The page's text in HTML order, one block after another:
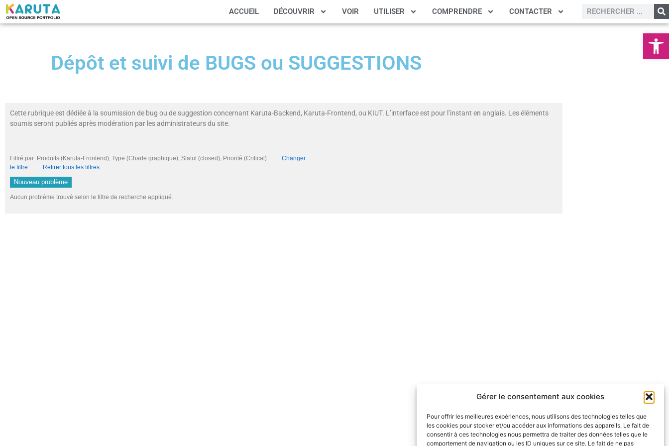
Ouvrir
Gérer le consentement aux cookies
Pour offrir les meilleures expériences, nous utilisons des technologies telles que
les cookies pour stocker et/ou accéder aux informations des appareils. Le fait de
consentir à ces technologies nous permettra de traiter des données telles que le
comportement de navigation ou les ID uniques sur ce site. Le fait de ne pas
ACCUEIL DÉCOUVRIR VOIR UTILISER COMPRENDRE CONTACTER
Dépôt et suivi de BUGS ou SUGGESTIONS
Cette rubrique est dédiée à la soumission de bug ou de suggestion concernant Karuta-Backend, Karuta-Frontend, ou KIUT. L’interface est pour l’instant en anglais. Les éléments
soumis seront publiés après modération par les administrateurs du site.
Filtré par: Produits (Karuta-Frontend), Type (Charte graphique), Statut (closed), Priorité (Critical) Changer
le filtre
Retirer tous les filtres
Nouveau problème
Aucun problème trouvé selon le filtre de recherche appliqué.